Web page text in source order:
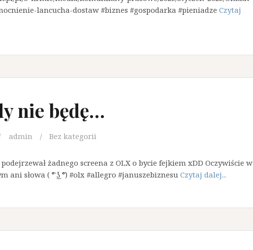
lancucha-dostaw #biznes #gospodarka #pieniadze Czytaj
nie będę…
admin Bez kategorii
żadnego screena z OLX o bycie fejkiem xDD Oczywiście w
ani słowa ( ͡° ͜ʖ ͡°) #olx #allegro #januszebiznesu Czytaj dalej...